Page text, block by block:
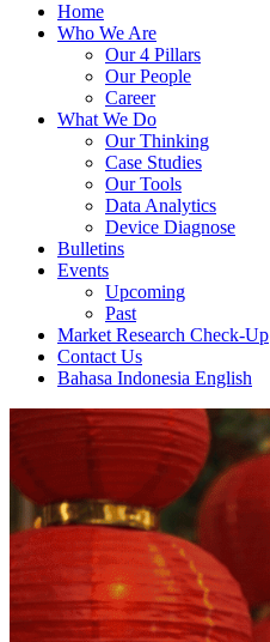
Home
Who We Are
Our 4 Pillars
Our People
Career
What We Do
Our Thinking
Case Studies
Our Tools
Data Analytics
Device Diagnose
Bulletins
Events
Upcoming
Past
Market Research Check-Up
Contact Us
Bahasa Indonesia English